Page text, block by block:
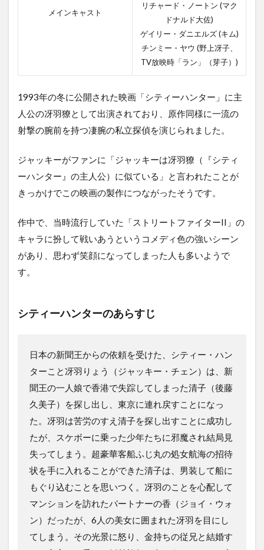
メインキャスト
リチャード・ノートン (マク
ドナルド大佐)
ゲイリー・ダニエルズ (キム)
チンミー・ヤウ (野上冴子、
TV放映時「ラン」（芽子）)
1993年の冬に公開された映画「シティーハンター」に主
人公の冴羽獠として出演されており、原作同様に一流の
射撃の腕前を持つ凄腕の私立探偵を演じられました。
ジャッキーがファンに「ジャッキーは冴羽獠（『シティ
ーハンター』の主人公）に似ている」と言われたことが
きっかけでこの映画の製作につながったそうです。
作中で、当時流行していた「ストリートファイターII」の
キャラに扮して戦いあうというコメディ色の強いシーン
があり、思わず笑顔になってしまった人も多いようで
す。
シティーハンターのあらすじ
日本の新聞王からの依頼を受けた、シティー・ハン
ターこと冴羽りょう（ジャッキー・チェン）は、新
聞王の一人娘で香港で失踪してしまった清子（後藤
久美子）を探し出し、東京に連れ戻すことになっ
た。冴羽は苦労のすえ清子を探し出すことに成功し
たが、スケボーに乗った少年たちに邪魔され結局見
失ってしまう。超豪華客船ふじ丸の処女航海の招待
状を手に入れることができた清子は、男装して船に
もぐり込むことを思いつく。冴羽のことを心配して
マンションを訪れたパートナーの香（ジョイ・ウォ
ン）だったが、6人の美女に囲まれた冴羽を目にし
てしまう。その光景に怒り、金持ちの従兄と結婚す